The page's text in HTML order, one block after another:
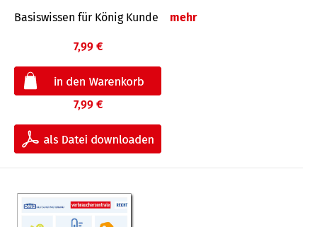
Basiswissen für König Kunde mehr
7,99 €
7,99 €